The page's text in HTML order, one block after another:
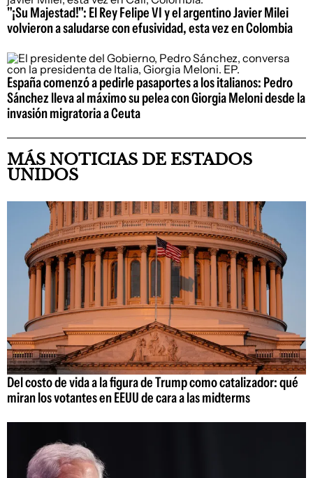
"¡Su Majestad!": El Rey Felipe VI y el argentino Javier Milei
volvieron a saludarse con efusividad, esta vez en Colombia
España comenzó a pedirle pasaportes a los italianos: Pedro
Sánchez lleva al máximo su pelea con Giorgia Meloni desde la
invasión migratoria a Ceuta
MÁS NOTICIAS DE ESTADOS
UNIDOS
Del costo de vida a la figura de Trump como catalizador: qué
miran los votantes en EEUU de cara a las midterms